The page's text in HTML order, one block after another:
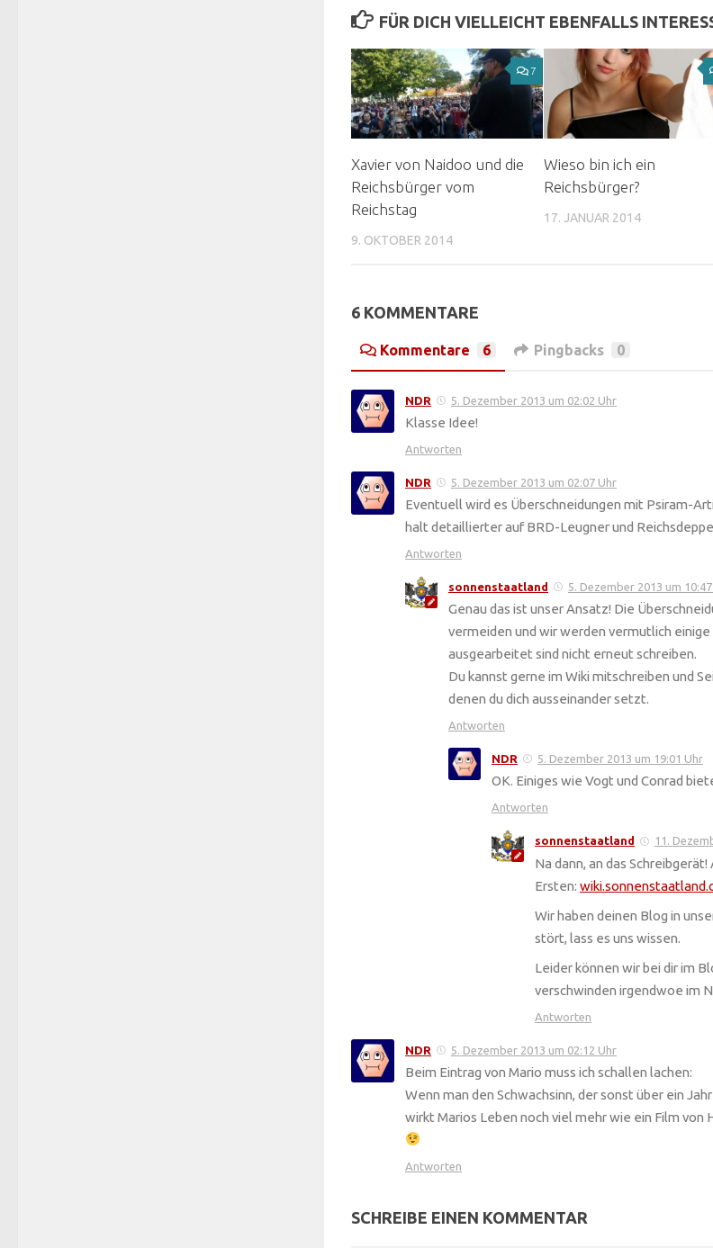
FÜR DICH VIELLEICHT EBENFALLS
7
Xavier von Naidoo und die
Reichsbürger vom
Reichstag
9. OKTOBER 2014
Wieso bin ich ein
Reichsbürger?
17. JANUAR 2014
6 KOMMENTARE
Kommentare 6 Pingbacks 0
NDR 5. Dezember 2013 um 02:02 Uhr
Klasse Idee!
Antworten
NDR 5. Dezember 2013 um 02:07 Uhr
Eventuell wird es Überschneidungen mit Psiram-
halt detaillierter auf BRD-Leugner und
Antworten
sonnenstaatland 5. Dezember 2013 um
Genau das ist unser Ansatz! Die
vermeiden und wir werden vermutlich
ausgearbeitet sind nicht erneut schreiben.
Du kannst gerne im Wiki mitschreiben und
denen du dich ausseinander setzt.
Antworten
NDR 5. Dezember 2013 um 19:01 Uhr
OK. Einiges wie Vogt und Conrad
Antworten
sonnenstaatland 11.
Na dann, an das
Ersten:
Wir haben deinen Blog in
stört, lass es uns wissen.
Leider können wir bei dir im
verschwinden irgendwoe im
Antworten
NDR 5. Dezember 2013 um 02:12 Uhr
Beim Eintrag von Mario muss ich schallen lachen:
Wenn man den Schwachsinn, der sonst über ein
wirkt Marios Leben noch viel mehr wie ein Film von
Antworten
SCHREIBE EINEN KOMMENTAR